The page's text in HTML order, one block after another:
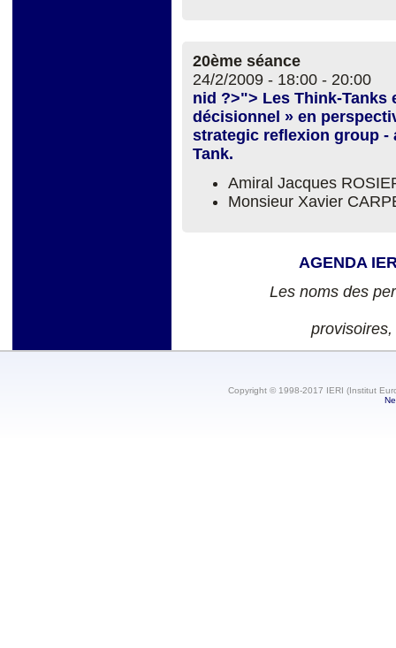
20ème séance
24/2/2009 - 18:00 - 20:00
nid ?>"> Les Think-Tanks
décisionnel » en
strategic reflexion group -
Tank.
Amiral Jacques
Monsieur Xavier
AGENDA
Les noms des
Copyright © 1998-2017 IERI (Institut